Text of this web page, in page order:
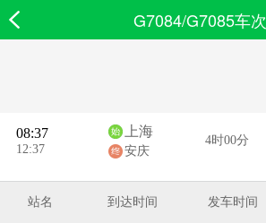
G7084/G7085车次
08:37
12:37
上海
安庆
4时00分
站名 到达时间 发车时间